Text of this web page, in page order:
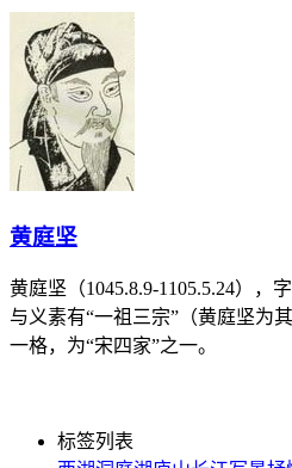
黄庭坚
黄庭坚（1045.8.9-1105.5.24）
与义素有“一祖三宗”（黄庭坚为
一格，为“宋四家”之一。
标签列表